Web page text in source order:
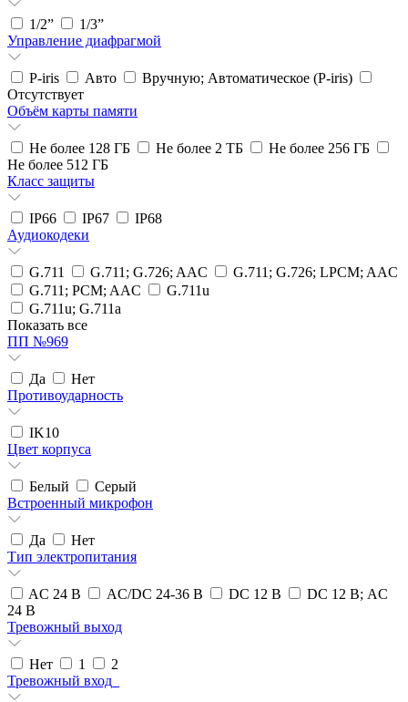
1/2”
1/3”
Управление диафрагмой
P-iris Авто
Вручную; Автоматическое (P-iris)
Отсутствует
Объём карты памяти
Не более 128 ГБ Не более 2 ТБ
Не более 256 ГБ
Не более 512 ГБ
Класс защиты
IP66 IP67
IP68
Аудиокодеки
G.711 G.711; G.726; AAC
G.711; G.726; LPCM; AAC
G.711; PCM; AAC
G.711u
G.711u; G.711a
Показать все
ПП №969
Да
Нет
Противоударность
IK10
Цвет корпуса
Белый
Серый
Встроенный микрофон
Да
Нет
Тип электропитания
AC 24 В AC/DC 24-36 В DC 12 В
DC 12 В; AC
24 В
Тревожный выход
Нет 1
2
Тревожный вход_